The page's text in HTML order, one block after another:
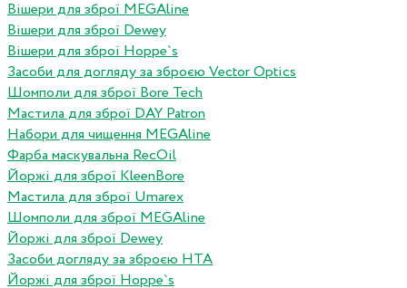
Вішери для зброї MEGAline
Вішери для зброї Dewey
Вішери для зброї Hoppe`s
Засоби для догляду за зброєю Vector Optics
Шомполи для зброї Bore Tech
Мастила для зброї DAY Patron
Набори для чищення MEGAline
Фарба маскувальна RecOil
Йоржі для зброї KleenBore
Мастила для зброї Umarex
Шомполи для зброї MEGAline
Йоржі для зброї Dewey
Засоби догляду за зброєю HTA
Йоржі для зброї Hoppe`s